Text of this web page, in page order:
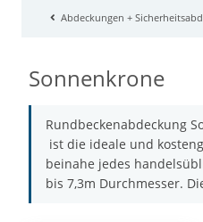
Abdeckungen +
Sonnenkrone
Rundbeckenabdeckung
ist die ideale und
beinahe jedes
bis 7,3m Durchmesser.